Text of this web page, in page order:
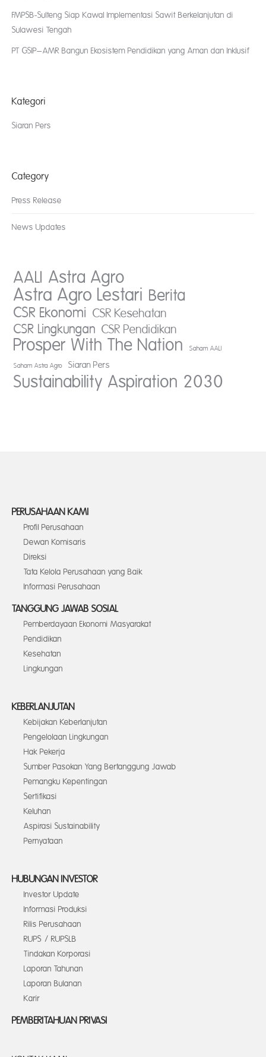
FMPSB-Sulteng Siap Kawal Implementasi Sawit Berkelanjutan di
Sulawesi Tengah
PT GSIP–AMR Bangun Ekosistem Pendidikan yang Aman dan Inklusif
Kategori
Siaran Pers
Category
Press Release
News Updates
AALI Astra Agro
Astra Agro Lestari Berita
CSR Ekonomi CSR Kesehatan
CSR Lingkungan CSR Pendidikan
Prosper With The Nation Saham AALI
Saham Astra Agro Siaran Pers
Sustainability Aspiration 2030
PERUSAHAAN KAMI
Profil Perusahaan
Dewan Komisaris
Direksi
Tata Kelola Perusahaan yang Baik
Informasi Perusahaan
TANGGUNG JAWAB SOSIAL
Pemberdayaan Ekonomi Masyarakat
Pendidikan
Kesehatan
Lingkungan
KEBERLANJUTAN
Kebijakan Keberlanjutan
Pengelolaan Lingkungan
Hak Pekerja
Sumber Pasokan Yang Bertanggung Jawab
Pemangku Kepentingan
Sertifikasi
Keluhan
Aspirasi Sustainability
Pernyataan
HUBUNGAN INVESTOR
Investor Update
Informasi Produksi
Rilis Perusahaan
RUPS / RUPSLB
Tindakan Korporasi
Laporan Tahunan
Laporan Bulanan
Karir
PEMBERITAHUAN PRIVASI